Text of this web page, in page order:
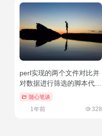
perl实现的两个文件对比并
对数据进行筛选的脚本代码
（perl字符串）没想到
随心笔谈
1年前 328